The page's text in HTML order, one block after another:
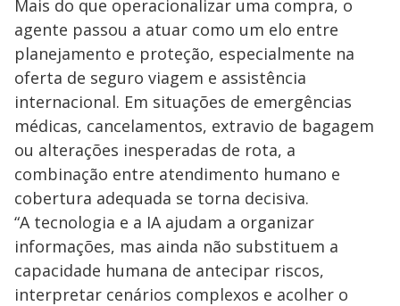
Mais do que operacionalizar uma compra, o
agente passou a atuar como um elo entre
planejamento e proteção, especialmente na
oferta de seguro viagem e assistência
internacional. Em situações de emergências
médicas, cancelamentos, extravio de bagagem
ou alterações inesperadas de rota, a
combinação entre atendimento humano e
cobertura adequada se torna decisiva.
“A tecnologia e a IA ajudam a organizar
informações, mas ainda não substituem a
capacidade humana de antecipar riscos,
interpretar cenários complexos e acolher o